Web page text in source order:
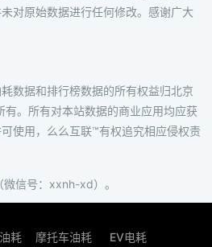
对原始数据进行任何修改。感谢广大
数据和排行榜数据的所有权益归北京
有。所有对本站数据的商业应用均应获
使用，么么互联™有权追究相应侵权责
信号：xxnh-xd）。
耗 摩托车油耗 EV电耗